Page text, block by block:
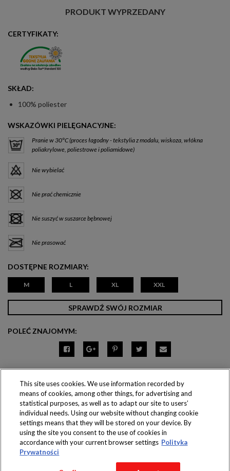
PRODUKT WYPRZEDANY
CERTYFIKATY:
SKŁAD:
100% poliester
WSKAZÓWKI PIELĘGNACYJNE:
Pranie w 30°C (proces łagodny - tekstylia z modalu, wiskoza, włókna
poliakrylowe, poliestrowe i poliamidowe)
Nie wybielać
Nie prać chemicznie
Nie suszyć w suszarce bębnowej
Nie prasować
DOSTĘPNE ROZMIARY:
M L XL XXL
SPRAWDŹ SWÓJ ROZMIAR
POLEĆ ZNAJOMYM:
Produkty dostępne
wyłącznie w sklepach
Copyright 2016 Jeronimo Martins Polska S.A.
This site uses cookies. We use information recorded by
means of cookies, among other things, for advertising and
statistical purposes, as well as to adapt our site to users’
individual needs. Using our website without changing cookie
settings means that they will be stored on your device. By
using the site you consent to the use of cookies in
accordance with your current browser settings Polityka
Prywatności